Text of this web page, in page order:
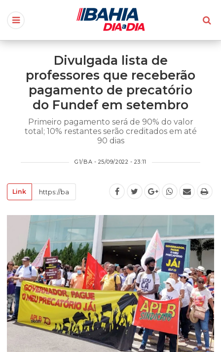
Divulgada lista de
professores que receberão
pagamento de precatório
do Fundef em setembro
Primeiro pagamento será de 90% do valor
total; 10% restantes serão creditados em até
90 dias
G1/BA - 25/09/2022 - 23:11
Link